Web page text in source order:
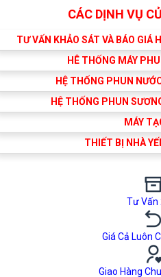
CÁC DỊNH VỤ
TƯ VẤN KHẢO SÁT VÀ BÁO GIÁ
HÊ THỐNG MÁY
HỆ THỐNG PHUN
HỆ THỐNG PHUN
MÁY
THIẾT BỊ NHÀ
Tư Vấn
Giá Cả Luôn
Giao Hàng